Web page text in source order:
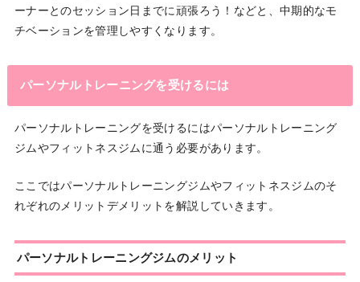
ーナーとのセッション日までに頑張ろう！などと、中期的なモ
チベーションを管理しやすくなります。
パーソナルトレーニングを受けるには
パーソナルトレーニングを受けるにはパーソナルトレーニング
ジムやフィットネスジムに通う必要があります。
ここではパーソナルトレーニングジムやフィットネスジムのそ
れぞれのメリットデメリットを解説していきます。
パーソナルトレーニングジムのメリット